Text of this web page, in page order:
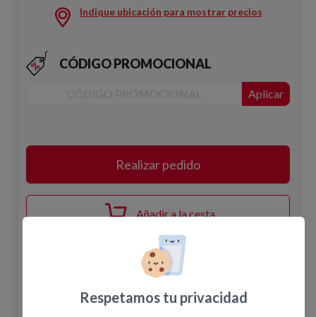
Indique ubicación para mostrar precios
CÓDIGO PROMOCIONAL
Aplicar
Realizar pedido
Añadir a la cesta
Respetamos tu privacidad